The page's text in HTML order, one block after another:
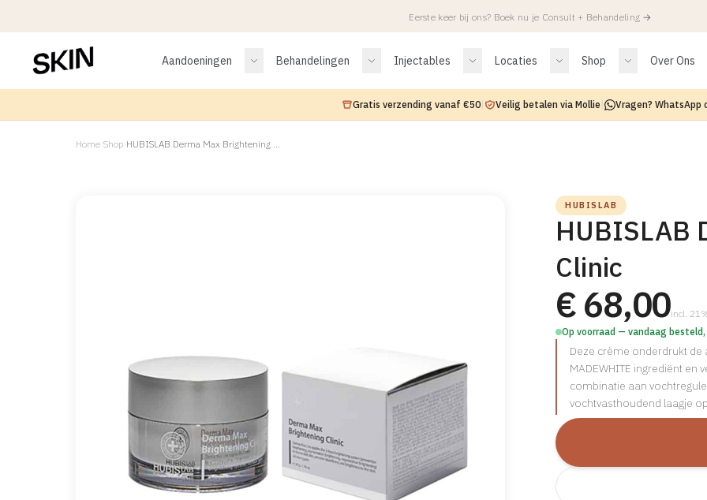
Eerste keer bij ons? Boek nu je Consult + Behandeling →
Aandoeningen Behandelingen Injectables Locaties Shop Over Ons
Gratis verzending vanaf €50| Veilig betalen via Mollie Vragen? WhatsApp
Home Shop HUBISLAB Derma Max Brightening Clinic
HUBISLAB
HUBISLAB
Clinic
€ 68,00incl.
Op voorraad — vandaag
Deze crème onderdrukt
MADEWHITE ingrediënt en
combinatie aan
vochtvasthoudend laagje